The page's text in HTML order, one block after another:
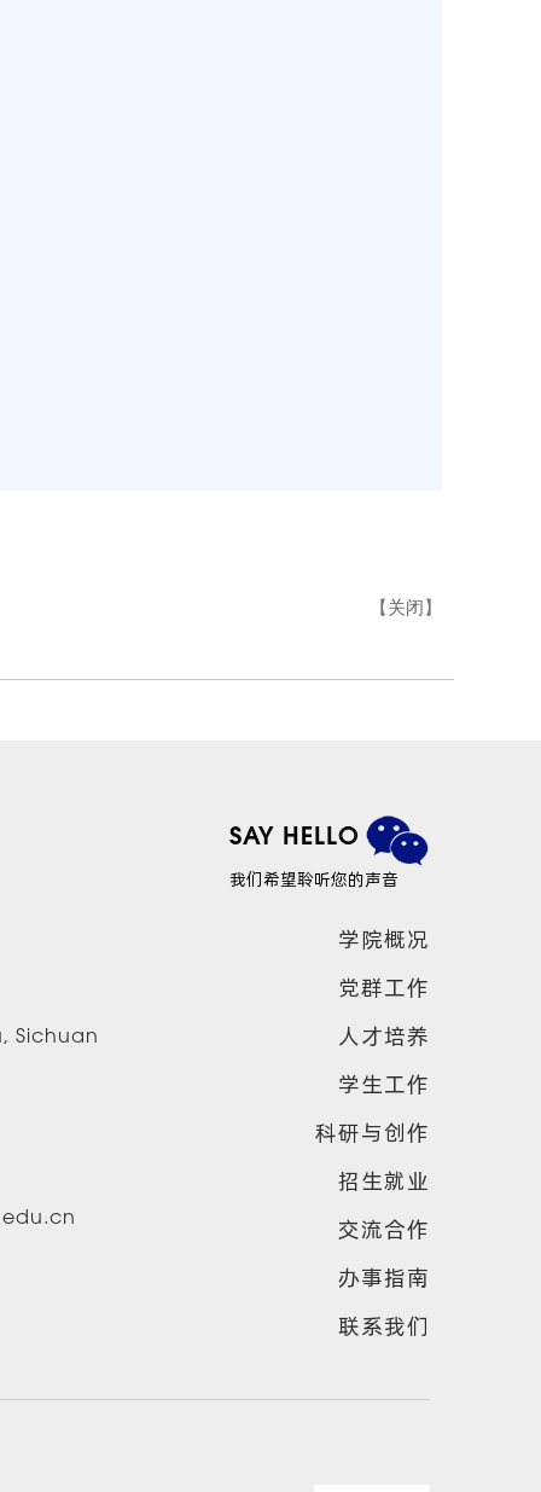
【关闭】
Sichuan
SAY HELLO
我们希望聆听您的声音
学院概况
党群工作
人才培养
学生工作
科研与创作
招生就业
交流合作
办事指南
联系我们